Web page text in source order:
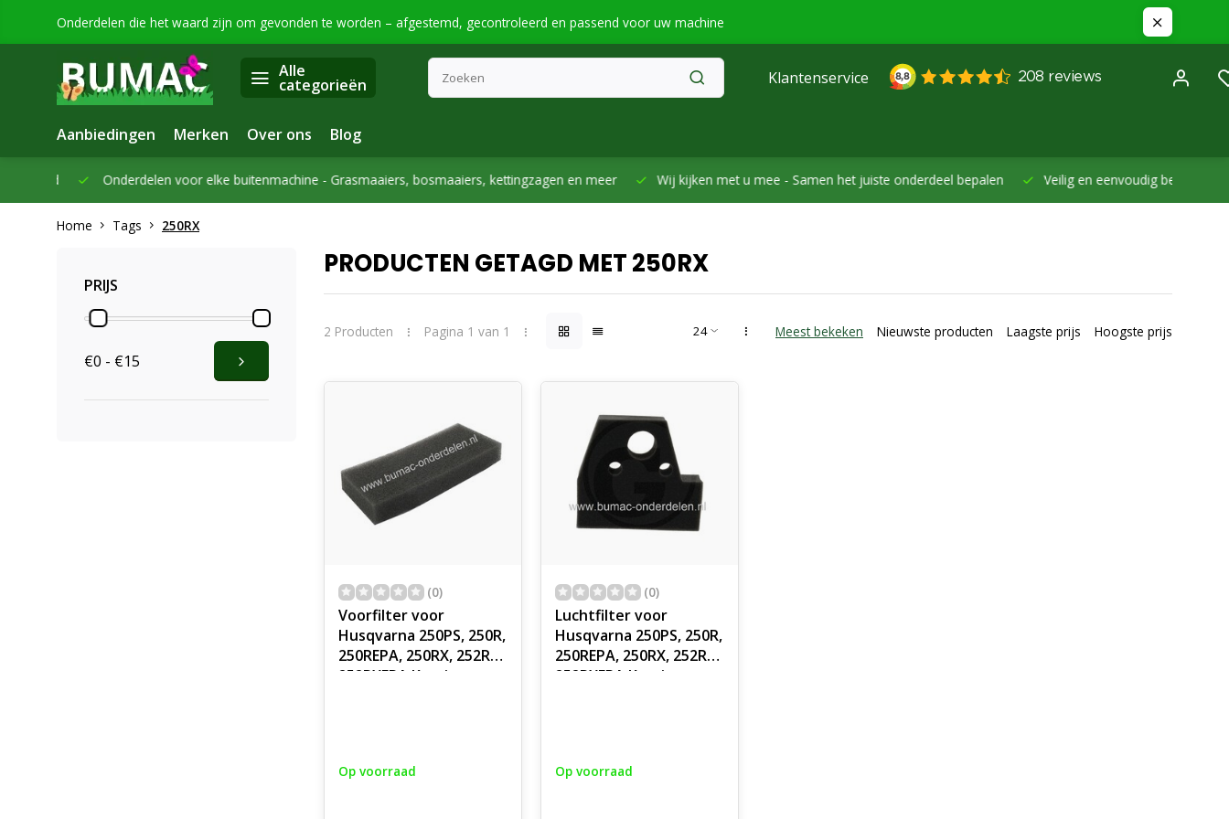
Onderdelen die het waard zijn om gevonden te worden – afgestemd, gecontroleerd en passend voor uw machine
Alle
categorieën Klantenservice
Aanbiedingen Merken Over ons Blog
Onderdelen voor elke buitenmachine -Grasmaaiers, bosmaaiers, kettingzagen en meer Wij kijken met u mee -Samen het juiste onderdeel bepalen Veilig en eenvoudig betalen -
Home Tags 250RX
PRIJS
€0 - €15
PRODUCTEN GETAGD MET 250RX
2 Producten Pagina 1 van 1 Meest bekeken Nieuwste producten Laagste prijs Hoogste prijs
(0)
Voorfilter voor
Husqvarna 250PS, 250R,
250REPA, 250RX, 252RX,
252RXEPA Kettingzaag,
Benzinekettingzagen,
Op voorraad
(0)
Luchtfilter voor
Husqvarna 250PS, 250R,
250REPA, 250RX, 252RX,
252RXEPA Kettingzaag,
Benzinekettingzagen,
Op voorraad